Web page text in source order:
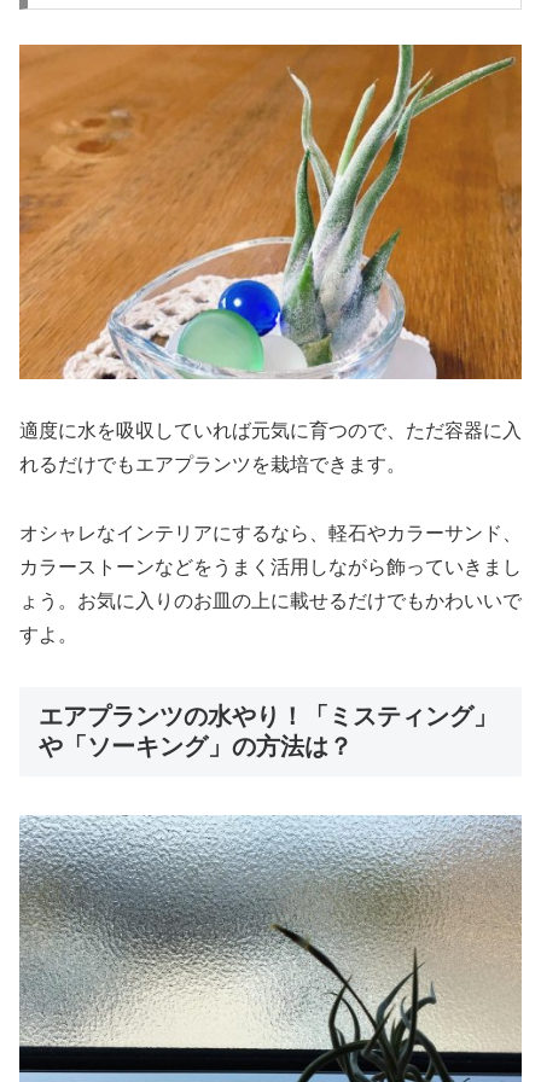
適度に水を吸収していれば元気に育つので、ただ容器に入
れるだけでもエアプランツを栽培できます。
オシャレなインテリアにするなら、軽石やカラーサンド、
カラーストーンなどをうまく活用しながら飾っていきまし
ょう。お気に入りのお皿の上に載せるだけでもかわいいで
すよ。
エアプランツの水やり！「ミスティング」
や「ソーキング」の方法は？